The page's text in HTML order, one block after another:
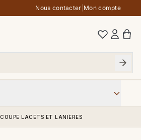
Nous contacter Mon compte
COUPE LACETS ET LANIÈRES